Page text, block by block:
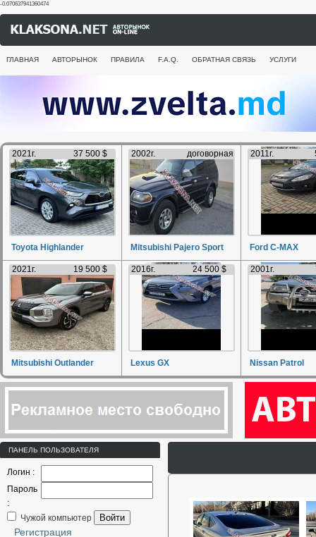
-0.070637941360474
ГЛАВНАЯ АВТОРЫНОК ПРАВИЛА F.A.Q. ОБРАТНАЯ СВЯЗЬ УСЛУГИ
2021г. 37 500 $
Toyota Highlander
2002г. договорная
Mitsubishi Pajero Sport
2011г.
Ford C-MAX
2021г. 19 500 $
Mitsubishi Outlander
2016г. 24 500 $
Lexus GX
2001г.
Nissan Patrol
ПАНЕЛЬ ПОЛЬЗОВАТЕЛЯ
Логин :
Пароль
:
Чужой компьютер
Войти
Регистрация